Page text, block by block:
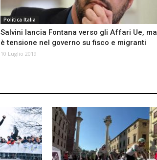
Politica Italia
Salvini lancia Fontana verso gli Affari Ue, ma
è tensione nel governo su fisco e migranti
10 Luglio 2019